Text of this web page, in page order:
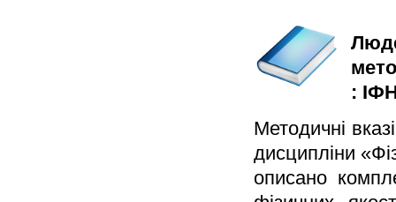
:
Методичні
дисципліни
описано